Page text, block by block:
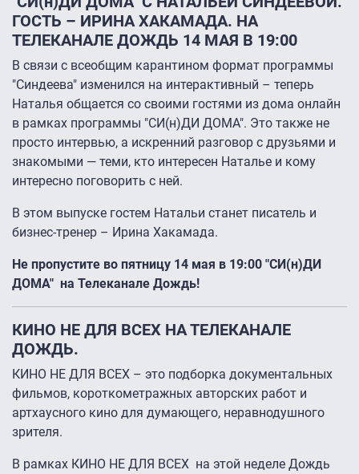
ГОСТЬ – ИРИНА ХАКАМАДА. НА
ТЕЛЕКАНАЛЕ ДОЖДЬ 14 МАЯ В 19:00
В связи с всеобщим карантином формат программы
"Синдеева" изменился на интерактивный – теперь
Наталья общается со своими гостями из дома онлайн
в рамках программы "СИ(н)ДИ ДОМА". Это также не
просто интервью, а искренний разговор с друзьями и
знакомыми — теми, кто интересен Наталье и кому
интересно поговорить с ней.
В этом выпуске гостем Натальи станет писатель и
бизнес-тренер – Ирина Хакамада.
Не пропустите во пятницу 14 мая в 19:00 "СИ(н)ДИ
ДОМА" на Телеканале Дождь!
КИНО НЕ ДЛЯ ВСЕХ НА ТЕЛЕКАНАЛЕ
ДОЖДЬ.
КИНО НЕ ДЛЯ ВСЕХ – это подборка документальных
фильмов, короткометражных авторских работ и
артхаусного кино для думающего, неравнодушного
зрителя.
В рамках КИНО НЕ ДЛЯ ВСЕХ на этой неделе Дождь